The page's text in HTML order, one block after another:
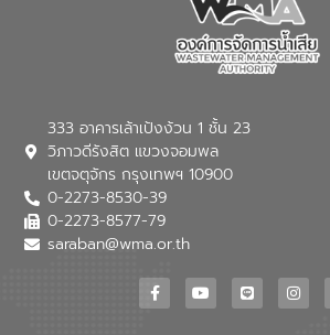
เทคโนโลยีโครงข่
ของอีสท์ วอเตอ
เทคโนโลยีการป
Reuse) และพัฒน
ใช้น้ำที่พุ่งสูงขึ้นจ
การองค์การจัดก
เพื่อสนับสนุนกา
ขณะที่ นายบดิน
333 อาคารเล้าเป้งง้วน 1 ชั้น 23
วิภาวดีรังสิต แขวงจอมพล
เขตจตุจักร กรุงเทพฯ 10900
0-2273-8530-39
0-2273-8577-79
saraban@wma.or.th